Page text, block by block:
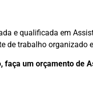
e qualificada em
de trabalho
faça um orçamento de